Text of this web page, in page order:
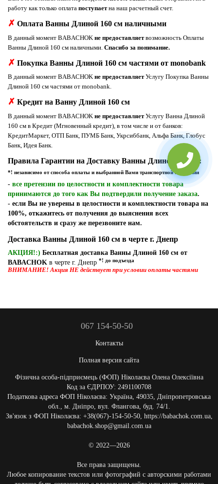
работу как только оплата поступаетна наш расчетный счет.
✗ Оплата Ванны Длиной 160 см наличными
В данный момент BABACHOK не предоставляетвозможность Оплаты
Ванны Длиной 160 см наличными. Спасибо за понимание.
✗ Покупка Ванны Длиной 160 см частями от monobank
В данный момент BABACHOK не предоставляетУслугу Покупка Ванны
Длиной 160 см частями от monobank.
✗ Кредит на Ванну Длиной 160 см
В данный момент BABACHOK не предоставляетУслугу Ванна Длиной
160 см в Кредит (Мгновенный кредит), в том числе и от банков:
КредитМаркет, ОТП Банк, ПУМБ Банк, Укрсиббанк, Альфа Банк, Глобус
Банк, Идея Банк.
Правила Гарантии на Доставку Ванны Длиной 160 см:
*! независимо от способа оплаты и выбранной Вами транспортной компании
- все претензии по целостности и комплектности товара
принимаются до того как Вы подтвердили получение заказа.
- если Вы не уверены в целостности и комплектности товара на
100%, откажитесь от получения до выяснения всех
обстоятельств и сразу же перезвоните нам.
Доставка Ванны Длиной 160 см в черте г. Днепр
АКЦИЯ!:) Бесплатная доставка Ванны Длиной 160 см от
BABACHOK в черте г. Днепр *! до подъезда
ВНИМАНИЕ! Акция НЕ действует при условии оплаты частями
067 154-50-50
Контакты
Полная версия сайта
Фізична особа-підприємець (ФОП) Ніколаєва Олена Олексіївна
Код за ЄДРПОУ: 2491100708
Податкова адреса ФОП Ніколаєва: Україна, 49035, Дніпропетровська
обл., м. Дніпро, вул. Флангова, буд. 74/1.
Зв'язок з ФОП Ніколаєва: +38(067)-154-50-50, https://babachok.com.ua,
babachok.shop@gmail.com.ua
© 2022—2026
Все права защищены.
Любое копирование текстов или фотографий с авторскими работами